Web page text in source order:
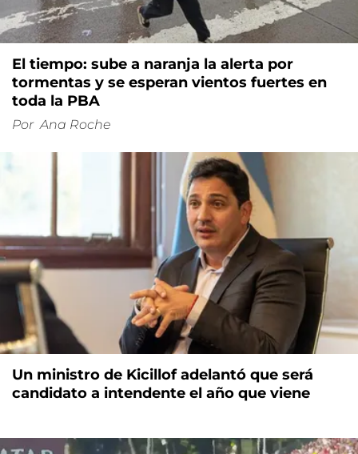
El tiempo: sube a naranja la alerta por
tormentas y se esperan vientos fuertes en
toda la PBA
Por Ana Roche
Un ministro de Kicillof adelantó que será
candidato a intendente el año que viene